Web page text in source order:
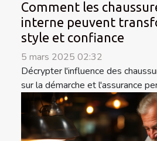
Comment les
interne peuvent
style et confiance
5 mars 2025 02:32
Décrypter l'influence des
sur la démarche et l'assurance